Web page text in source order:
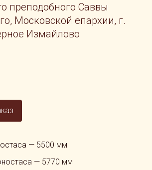
преподобного Саввы
Московской епархии, г.
Измайлово
— 5500 мм
— 5770 мм